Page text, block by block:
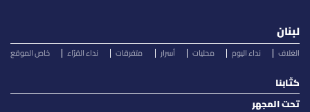
لبنان
الغلاف نداء اليوم محليات أسرار متفرقات نداء القرّاء خاص الموقع
كتّابنا
تحت المجهر